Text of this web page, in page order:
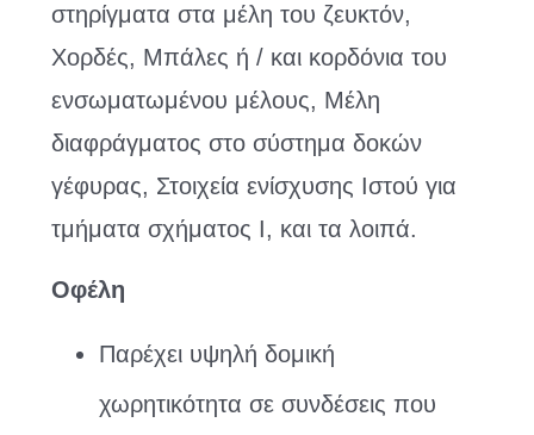
στηρίγματα στα μέλη του ζευκτόν,
Χορδές, Μπάλες ή / και κορδόνια του
ενσωματωμένου μέλους, Μέλη
διαφράγματος στο σύστημα δοκών
γέφυρας, Στοιχεία ενίσχυσης Ιστού για
τμήματα σχήματος Ι, και τα λοιπά.
Οφέλη
Παρέχει υψηλή δομική
χωρητικότητα σε συνδέσεις που